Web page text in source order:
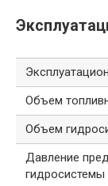
Объем
Объем
Давление
гидросистемы